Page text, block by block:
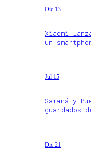
Dic 13
Xiaomi
un
Jul 15
Samaná y
guardados
Dic 21